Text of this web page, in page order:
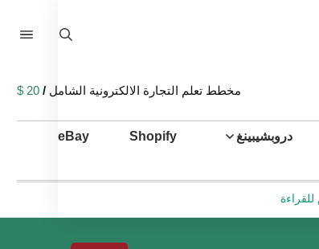
مخطط تعلم التجارة الالكترونية الشامل /
20 $
دروبشيبينغ Shopify
eBay